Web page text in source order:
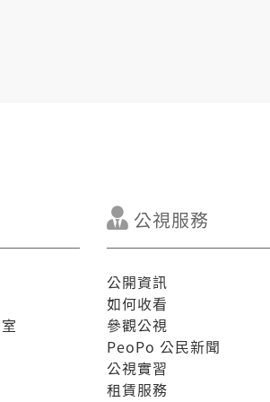
公視服務
公開資訊
如何收看
參觀公視
PeoPo 公民新聞
公視實習
租賃服務